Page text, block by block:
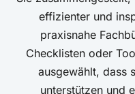
effizienter und
praxisnahe
Checklisten oder
ausgewählt, dass
unterstützen und